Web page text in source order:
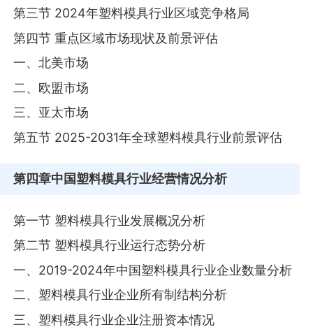
第三节 2024年塑料模具行业区域竞争格局
第四节 重点区域市场现状及前景评估
一、北美市场
二、欧盟市场
三、亚太市场
第五节 2025-2031年全球塑料模具行业前景评估
第四章中国塑料模具行业经营情况分析
第一节 塑料模具行业发展概况分析
第二节 塑料模具行业运行态势分析
一、2019-2024年中国塑料模具行业企业数量分析
二、塑料模具行业企业所有制结构分析
三、塑料模具行业企业注册资本情况